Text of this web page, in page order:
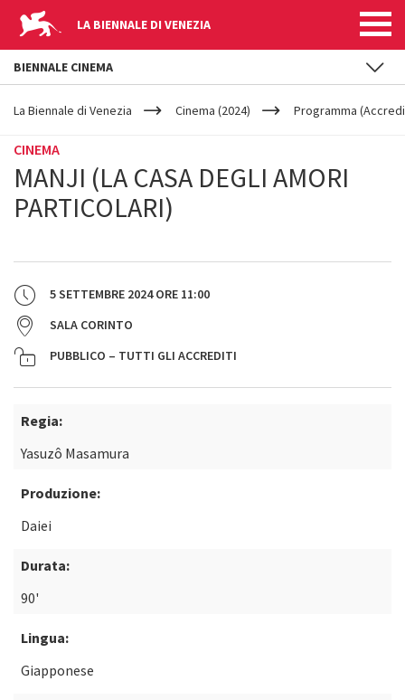
LA BIENNALE DI VENEZIA
YOUR
ARE
La Biennale di Venezia Cinema (2024) Programma
CINEMA
MANJI (LA CASA DEGLI AMORI
PARTICOLARI)
5 SETTEMBRE 2024ORE 11:00
SALA CORINTO
PUBBLICO – TUTTI GLI ACCREDITI
Regia:
Yasuzô Masamura
Produzione:
Daiei
Durata:
90'
Lingua:
Giapponese
BIENNALE CINEMA